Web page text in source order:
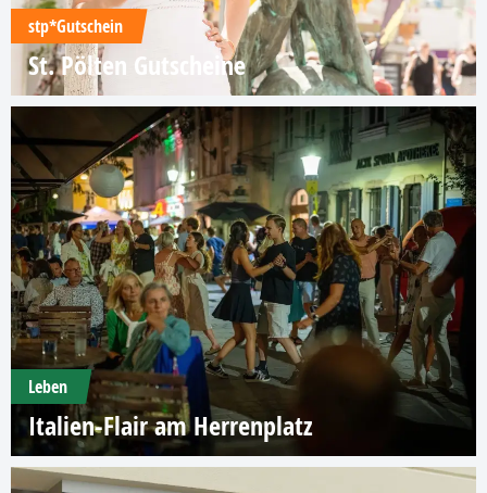
stp*Gutschein
St. Pölten Gutscheine
Leben
Italien-Flair am Herrenplatz